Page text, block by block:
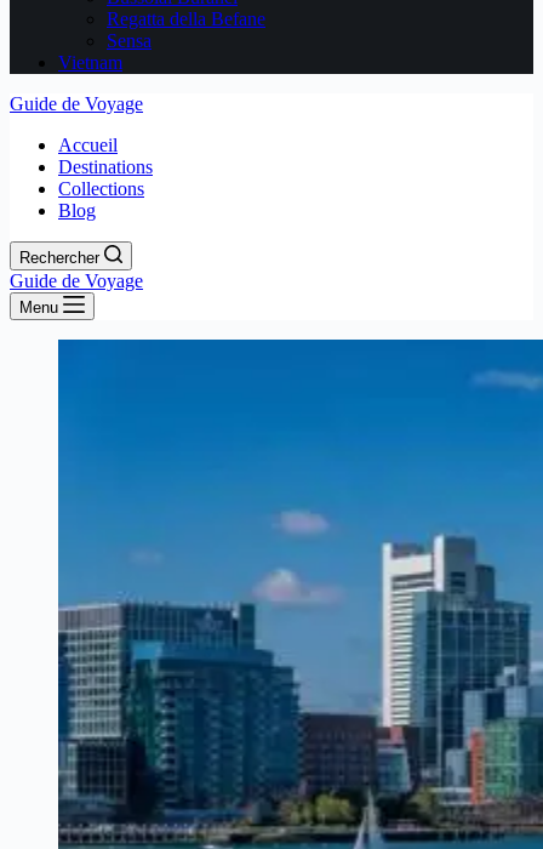
Regatta della Befane
Sensa
Vietnam
Guide de Voyage
Accueil
Destinations
Collections
Blog
Rechercher
Guide de Voyage
Menu